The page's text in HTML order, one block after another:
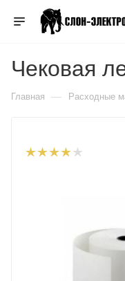
Чековая
Главная — Расходные